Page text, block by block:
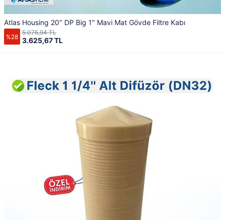
Atlas Housing 20" DP Big 1" Mavi Mat Gövde Filtre Kabı
%28 3.625,67 TL
5.075,94 TL